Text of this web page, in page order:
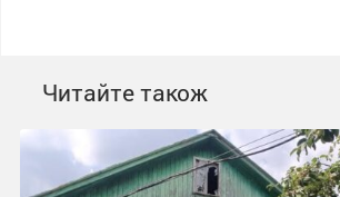
Читайте також